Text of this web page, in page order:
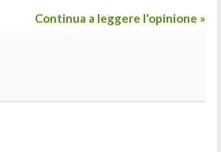
Continua a leggere l'opinione »